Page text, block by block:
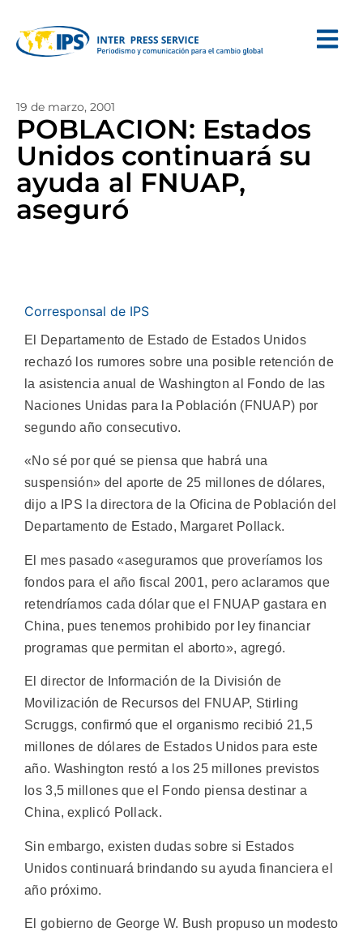
19 de marzo, 2001
POBLACION: Estados
Unidos continuará su
ayuda al FNUAP,
aseguró
Corresponsal de IPS
El Departamento de Estado de Estados Unidos
rechazó los rumores sobre una posible retención de
la asistencia anual de Washington al Fondo de las
Naciones Unidas para la Población (FNUAP) por
segundo año consecutivo.
«No sé por qué se piensa que habrá una
suspensión» del aporte de 25 millones de dólares,
dijo a IPS la directora de la Oficina de Población del
Departamento de Estado, Margaret Pollack.
El mes pasado «aseguramos que proveríamos los
fondos para el año fiscal 2001, pero aclaramos que
retendríamos cada dólar que el FNUAP gastara en
China, pues tenemos prohibido por ley financiar
programas que permitan el aborto», agregó.
El director de Información de la División de
Movilización de Recursos del FNUAP, Stirling
Scruggs, confirmó que el organismo recibió 21,5
millones de dólares de Estados Unidos para este
año. Washington restó a los 25 millones previstos
los 3,5 millones que el Fondo piensa destinar a
China, explicó Pollack.
Sin embargo, existen dudas sobre si Estados
Unidos continuará brindando su ayuda financiera el
año próximo.
El gobierno de George W. Bush propuso un modesto